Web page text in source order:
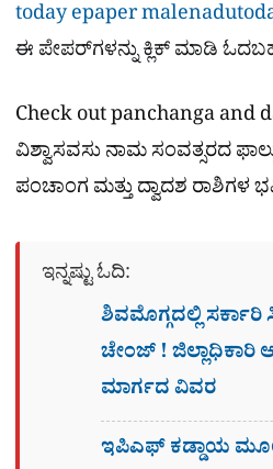
today epaper
ಈ ಪೇಪರ್​ಗಳನ್ನು ಕ್ಲಿಕ್ ಮಾಡಿ
Check out panchanga and
ವಿಶ್ವಾಸವಸು ನಾಮ ಸಂವತ್ಸರದ
ಪಂಚಾಂಗ ಮತ್ತು ದ್ವಾದಶ ರಾಶಿಗಳ
ಇನ್ನಷ್ಟು ಓದಿ:
ಶಿವಮೊಗ್ಗದಲ್ಲಿ
ಚೇಂಜ್ ! ಜಿಲ್ಲಾಧಿಕಾರಿ
ಮಾರ್ಗದ ವಿವರ
ಇಪಿಎಫ್ ಕಡ್ಡಾಯ